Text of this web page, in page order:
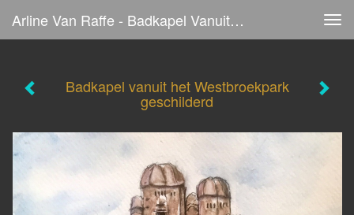
Arline Van Raffe - Badkapel Vanuit Het Westbroekpark Geschilderd
Badkapel vanuit het Westbroekpark
geschilderd